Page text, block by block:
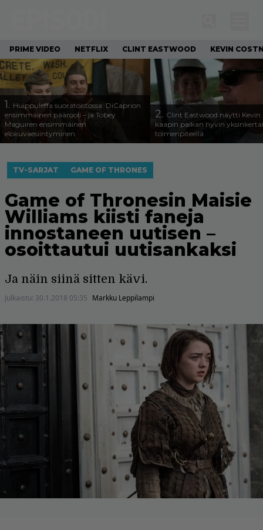
PRIME VIDEO NETFLIX CLINT EASTWOOD KEVIN
1. Huippuleffa suoratoistossa: DiCaprion
ensimmäinen päärooli – ja Tobey
Maguiren ensimmäinen
elokuvaesiintyminen
2. Clint Eastwood näytti Kevin
kaapin paikan hyvin
toimenpiteellä
TV-SARJAT GAME OF THRONES
Game of Thronesin Maisie
Williams kiisti faneja
innostaneen uutisen –
osoittautui uutisankaksi
Ja näin siinä sitten kävi.
Julkaistu: 30.1.2018 05:35 Markku Leppilampi